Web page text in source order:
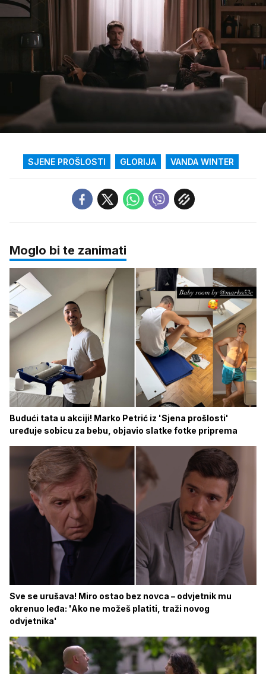
zvuk
SJENE PROŠLOSTI GLORIJA VANDA WINTER
Moglo bi te zanimati
Budući tata u akciji! Marko Petrić iz 'Sjena prošlosti'
uređuje sobicu za bebu, objavio slatke fotke priprema
Sve se urušava! Miro ostao bez novca – odvjetnik mu
okrenuo leđa: 'Ako ne možeš platiti, traži novog
odvjetnika'